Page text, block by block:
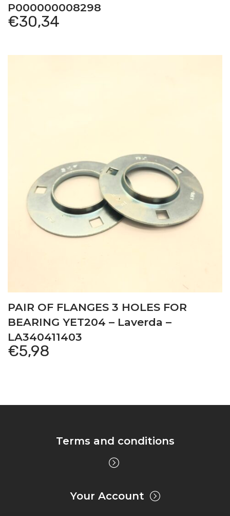
P000000008298
€30,34
PAIR OF FLANGES 3 HOLES FOR
BEARING YET204 – Laverda –
LA340411403
€5,98
Terms and conditions
Your Account